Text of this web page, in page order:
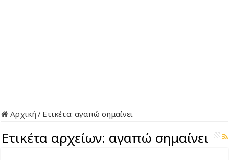
Αρχική / Ετικέτα:αγαπώ σημαίνει
Ετικέτα αρχείων: αγαπώ σημαίνει